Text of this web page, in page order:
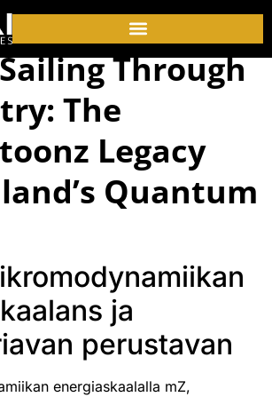
Through
The
Legacy
Quantum
ja
perustavan
energiaskaalalla mZ,